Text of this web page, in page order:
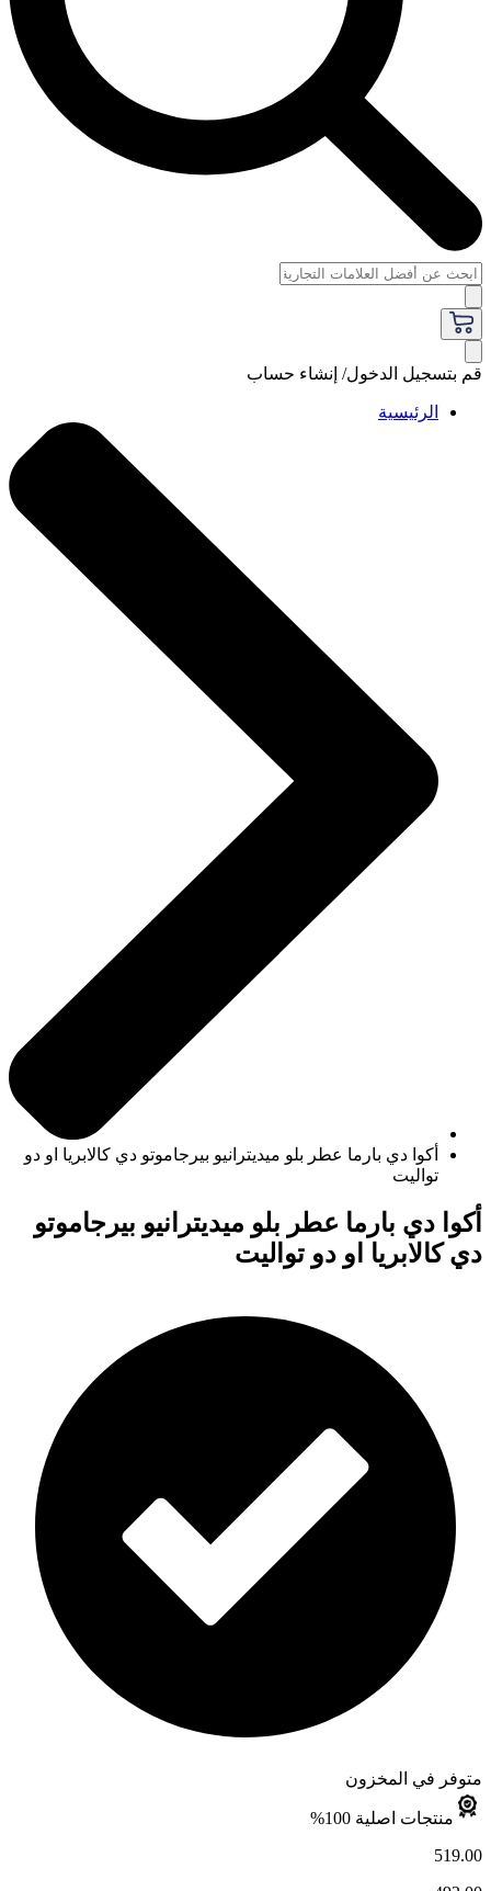
قم بتسجيل الدخول/ إنشاء حساب
الرئيسية
أكوا دي بارما عطر بلو ميديترانيو بيرجاموتو دي كالابريا او دو
تواليت
أكوا دي بارما عطر بلو ميديترانيو بيرجاموتو
دي كالابريا او دو تواليت
متوفر في المخزون
منتجات اصلية 100%
519.00